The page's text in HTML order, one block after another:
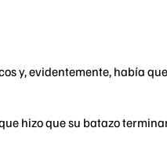
y, evidentemente, había
hizo que su batazo